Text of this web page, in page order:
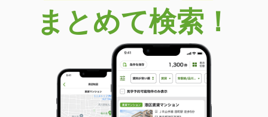
まとめて検索！